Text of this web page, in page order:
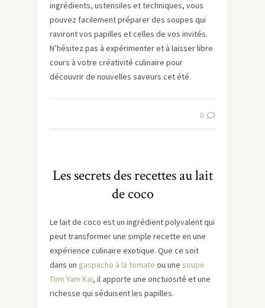
ingrédients, ustensiles et techniques, vous
pouvez facilement préparer des soupes qui
raviront vos papilles et celles de vos invités.
N’hésitez pas à expérimenter et à laisser libre
cours à votre créativité culinaire pour
découvrir de nouvelles saveurs cet été.
0
Les secrets des recettes au lait
de coco
Le lait de coco est un ingrédient polyvalent qui
peut transformer une simple recette en une
expérience culinaire exotique. Que ce soit
dans un gaspacho à la tomate ou une soupe
Tom Yam Kai, il apporte une onctuosité et une
richesse qui séduisent les papilles.